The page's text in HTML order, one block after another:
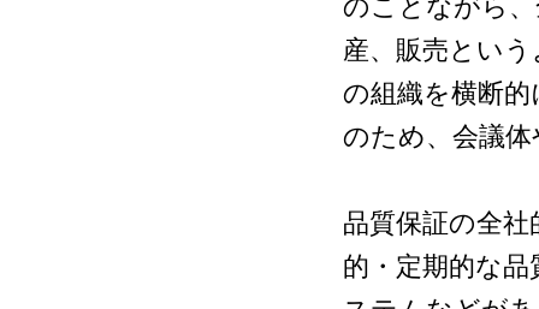
のことながら
産、販売とい
の組織を横断
のため、会議
品質保証の全
的・定期的な